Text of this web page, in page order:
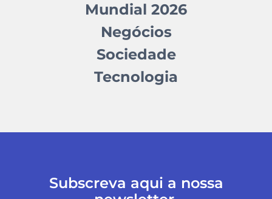
Mundial 2026
Negócios
Sociedade
Tecnologia
Subscreva aqui a nossa